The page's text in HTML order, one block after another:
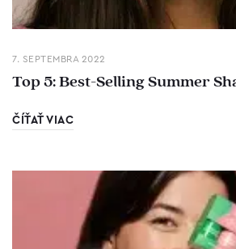
7. SEPTEMBRA 2022
Top 5: Best-Selling Summer
ČÍŤAŤ VIAC